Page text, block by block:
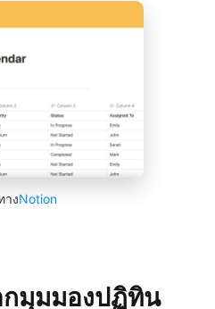
างNotion
มุมมองปฏิทิน